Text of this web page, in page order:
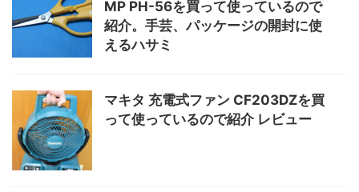
MP PH-56を買って使っているので
紹介。手芸、パッケージの開封に使
えるハサミ
マキタ 充電式ファン CF203DZを買
って使っているので紹介 レビュー